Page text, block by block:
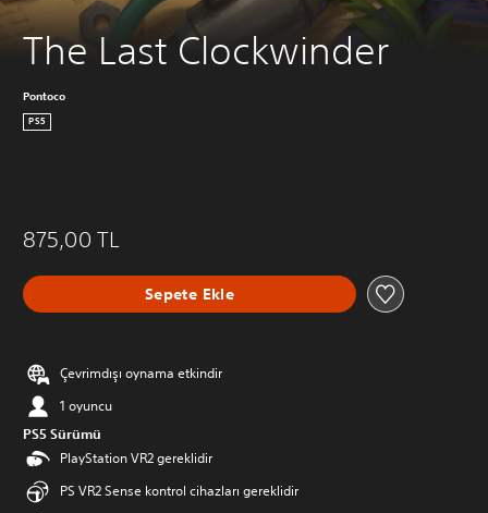
The Last Clockwinder
Pontoco
PS5
875,00 TL
Sepete Ekle
Çevrimdışı oynama etkindir
1 oyuncu
PS5 Sürümü
PlayStation VR2 gereklidir
PS VR2 Sense kontrol cihazları gereklidir